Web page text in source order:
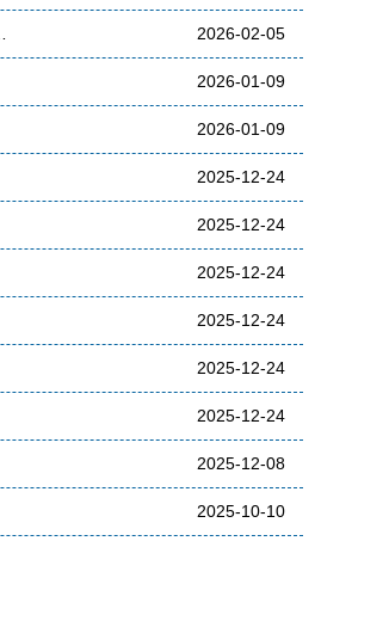
2026-02-05
2026-01-09
2026-01-09
2025-12-24
2025-12-24
2025-12-24
2025-12-24
2025-12-24
2025-12-24
2025-12-08
2025-10-10